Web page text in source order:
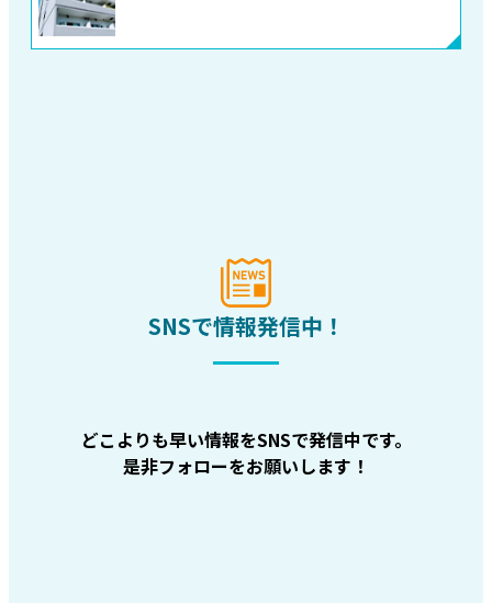
SNSで情報発信中！
どこよりも早い情報をSNSで発信中です。
是非フォローをお願いします！